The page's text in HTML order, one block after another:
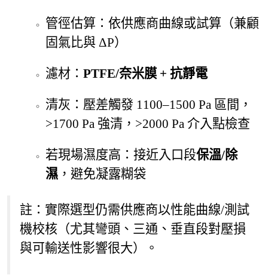
管徑估算：依供應商曲線或試算（兼顧
固氣比與 ΔP）
濾材： PTFE/奈米膜 + 抗靜電
清灰：壓差觸發 1100–1500 Pa 區間，
>1700 Pa 強清，>2000 Pa 介入點檢查
若現場濕度高：接近入口段保溫/除
濕 ，避免凝露糊袋
註：實際選型仍需供應商以性能曲線/測試
機校核（尤其彎頭、三通、垂直段對壓損
與可輸送性影響很大）。